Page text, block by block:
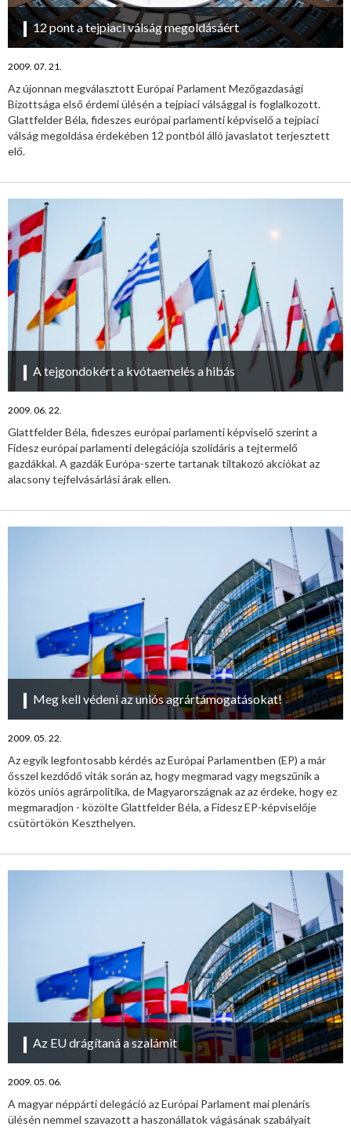
12 pont a tejpiaci válság megoldásáért
2009. 07. 21.
Az újonnan megválasztott Európai Parlament Mezőgazdasági
Bizottsága első érdemi ülésén a tejpiaci válsággal is foglalkozott.
Glattfelder Béla, fideszes európai parlamenti képviselő a tejpiaci
válság megoldása érdekében 12 pontból álló javaslatot terjesztett
elő.
A tejgondokért a kvótaemelés a hibás
2009. 06. 22.
Glattfelder Béla, fideszes európai parlamenti képviselő szerint a
Fidesz európai parlamenti delegációja szolidáris a tejtermelő
gazdákkal. A gazdák Európa-szerte tartanak tiltakozó akciókat az
alacsony tejfelvásárlási árak ellen.
Meg kell védeni az uniós agrártámogatásokat!
2009. 05. 22.
Az egyik legfontosabb kérdés az Európai Parlamentben (EP) a már
ősszel kezdődő viták során az, hogy megmarad vagy megszűnik a
közös uniós agrárpolitika, de Magyarországnak az az érdeke, hogy ez
megmaradjon - közölte Glattfelder Béla, a Fidesz EP-képviselője
csütörtökön Keszthelyen.
Az EU drágítaná a szalámit
2009. 05. 06.
A magyar néppárti delegáció az Európai Parlament mai plenáris
ülésén nemmel szavazott a haszonállatok vágásának szabályait